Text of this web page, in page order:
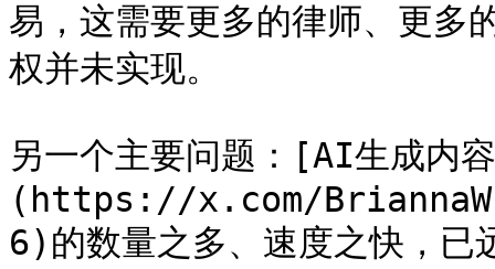
易，这需要更多的律师、更多
权并未实现。
另一个主要问题：[AI生成内
(https://x.com/
6)的数量之多、速度之快，已